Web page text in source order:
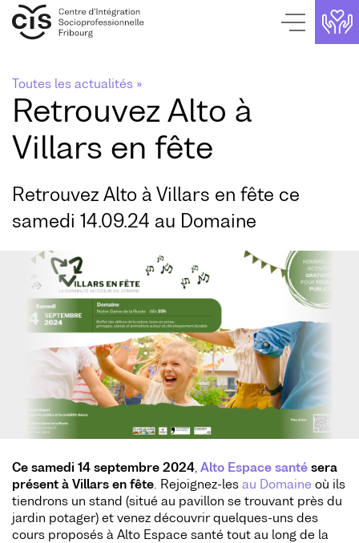
Navigation interne
Toutes les actualités »
Retrouvez Alto à
Villars en fête
Retrouvez Alto à Villars en fête ce
samedi 14.09.24 au Domaine
Ce samedi 14 septembre 2024 Alto Espace santé sera
présent à Villars en fête . Rejoignez-les au Domaine où ils
tiendrons un stand (situé au pavillon se trouvant près du
jardin potager) et venez découvrir quelques-uns des
cours proposés à Alto Espace santé tout au long de la